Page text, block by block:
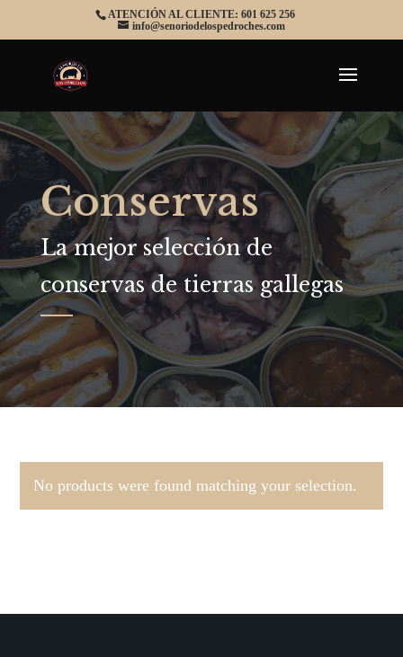
ATENCIÓN AL CLIENTE: 601 625 256
info@senoriodelospedroches.com
Conservas
La mejor selección de
conservas de tierras gallegas
No products were found matching your selection.